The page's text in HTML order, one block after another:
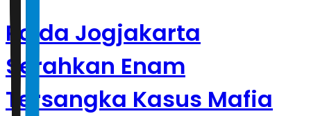
Polda Jogjakarta
Serahkan Enam
Tersangka Kasus Mafia